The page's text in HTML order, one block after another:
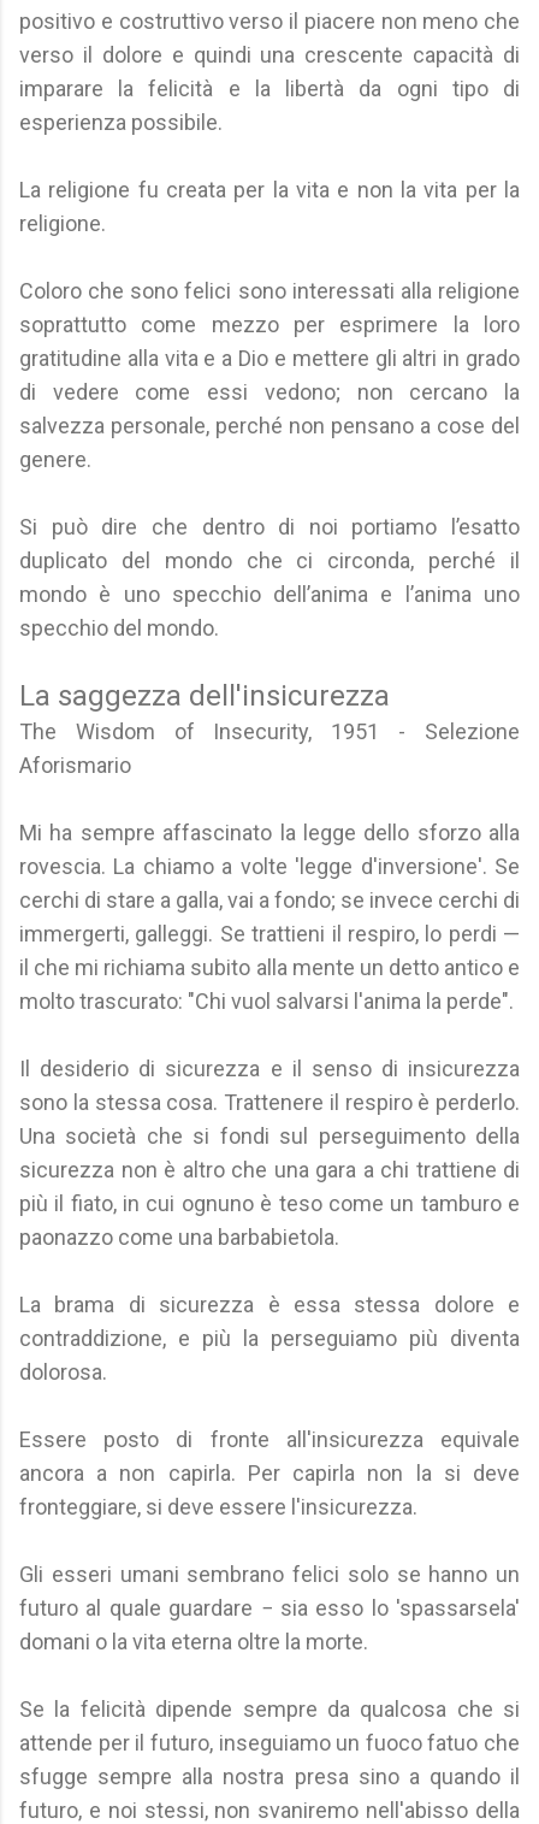
positivo e costruttivo verso il piacere non meno che
verso il dolore e quindi una crescente capacità di
imparare la felicità e la libertà da ogni tipo di
esperienza possibile.
La religione fu creata per la vita e non la vita per la
religione.
Coloro che sono felici sono interessati alla religione
soprattutto come mezzo per esprimere la loro
gratitudine alla vita e a Dio e mettere gli altri in grado
di vedere come essi vedono; non cercano la
salvezza personale, perché non pensano a cose del
genere.
Si può dire che dentro di noi portiamo l’esatto
duplicato del mondo che ci circonda, perché il
mondo è uno specchio dell’anima e l’anima uno
specchio del mondo.
La saggezza dell'insicurezza
The Wisdom of Insecurity, 1951 - Selezione
Aforismario
Mi ha sempre affascinato la legge dello sforzo alla
rovescia. La chiamo a volte 'legge d'inversione'. Se
cerchi di stare a galla, vai a fondo; se invece cerchi di
immergerti, galleggi. Se trattieni il respiro, lo perdi —
il che mi richiama subito alla mente un detto antico e
molto trascurato: "Chi vuol salvarsi l'anima la perde".
Il desiderio di sicurezza e il senso di insicurezza
sono la stessa cosa. Trattenere il respiro è perderlo.
Una società che si fondi sul perseguimento della
sicurezza non è altro che una gara a chi trattiene di
più il fiato, in cui ognuno è teso come un tamburo e
paonazzo come una barbabietola.
La brama di sicurezza è essa stessa dolore e
contraddizione, e più la perseguiamo più diventa
dolorosa.
Essere posto di fronte all'insicurezza equivale
ancora a non capirla. Per capirla non la si deve
fronteggiare, si deve essere l'insicurezza.
Gli esseri umani sembrano felici solo se hanno un
futuro al quale guardare − sia esso lo 'spassarsela'
domani o la vita eterna oltre la morte.
Se la felicità dipende sempre da qualcosa che si
attende per il futuro, inseguiamo un fuoco fatuo che
sfugge sempre alla nostra presa sino a quando il
futuro, e noi stessi, non svaniremo nell'abisso della